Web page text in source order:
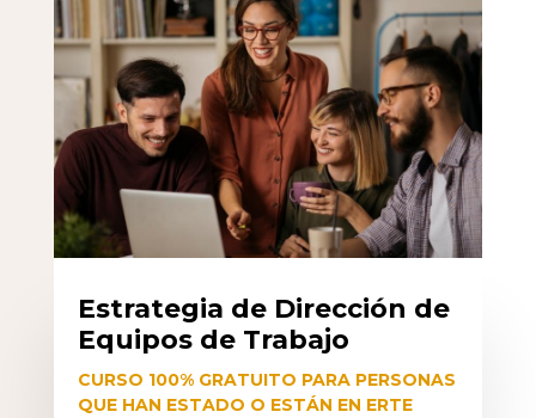
Estrategia de Dirección de
Equipos de Trabajo
CURSO 100% GRATUITO PARA PERSONAS
QUE HAN ESTADO O ESTÁN EN ERTE